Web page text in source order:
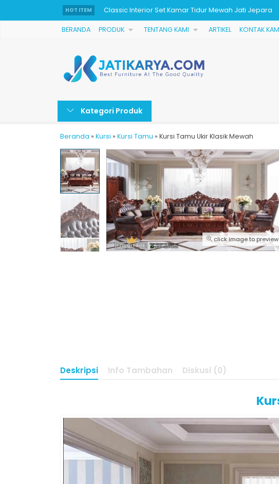
HOT ITEM
Meja Makan Minimalis Ukir Jati Jepara Mewah
Bufat TV Ukiran Mewah Kayu Jepara Terbaru
Almari Jam Motif Bunga Model Terbaru
Classic Interior Set Kamar Tidur Mewah Jati Jepara
BERANDA PRODUK TENTANG KAMI ARTIKEL KONTAK
Kategori Produk
Beranda » Kursi » Kursi Tamu » Kursi Tamu Ukir Klasik Mewah
click image to preview
Deskripsi Info Tambahan Diskusi (0)